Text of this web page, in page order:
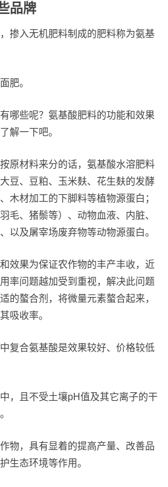
品牌
掺入无机肥料制成的肥料称为氨基
肥。
哪些呢？氨基酸肥料的功能和效果
解一下吧。
原材料来分的话，氨基酸水溶肥料
豆、豆粕、玉米麸、花生麸的发酵
木材加工的下脚料等植物源蛋白；
毛、猪鬃等）、动物血液、内脏、
以及屠宰场废弃物等动物源蛋白。
效果为保证农作物的丰产丰收，近
率问题越加受到重视，解决此问题
的螯合剂，将微量元素螯合起来，
吸收率。
复合氨基酸是效果较好、价格较低
，且不受土壤pH值及其它离子的干
物，具有显着的提高产量、改善品
生态环境等作用。